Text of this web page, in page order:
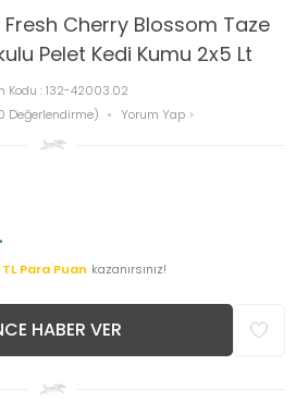
Cherry Blossom Taze
Pelet Kedi Kumu 2x5 Lt
Kodu :132-42003.02
Değerlendirme)
Yorum Yap
TL Para Puan kazanırsınız!
HABER VER